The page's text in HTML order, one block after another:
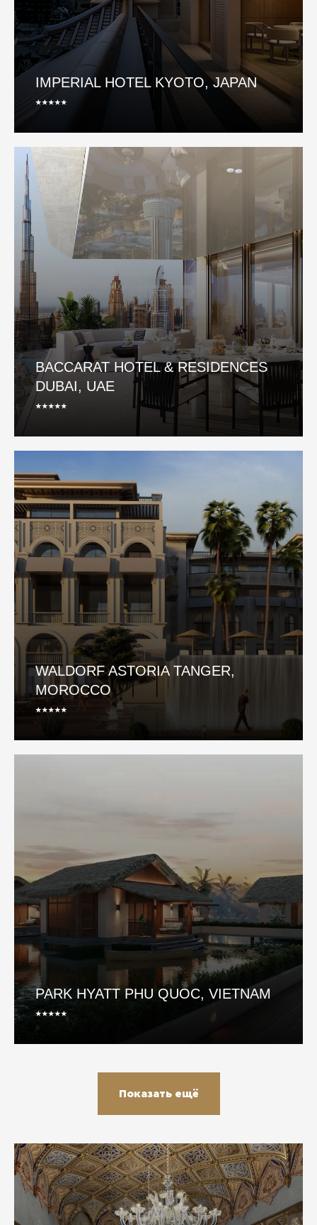
IMPERIAL HOTEL KYOTO, JAPAN
⭑⭑⭑⭑⭑
BACCARAT HOTEL & RESIDENCES
DUBAI, UAE
⭑⭑⭑⭑⭑
WALDORF ASTORIA TANGER,
MOROCCO
⭑⭑⭑⭑⭑
PARK HYATT PHU QUOC, VIETNAM
⭑⭑⭑⭑⭑
Показать ещё